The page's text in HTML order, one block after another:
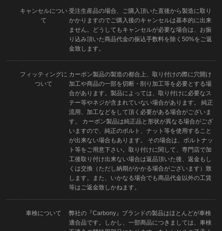
キャンセルについ
て
受注生産品の場合、ご購入頂いた直後から製造に取り
かかりますのでご購入後のキャンセルは基本的に出来
ません。どうしてもキャンセルが必要な場合は、お振
り込み頂いた商品代金の振込手数料を除く50%をご返
金致します。
フィッティングに
ついて
カーボン製品の製造の都合上、取り付けの際に穴開け
加工や商品の一部を切断・削り加工等を必要とする場
合があります。製品によっては、取り付けに必要なス
テー等やネジが含まれていない場合があります。 純正
流用、加工などをして頂く必要がある場合がございま
す。 カーボン製品は純正品と形状が異なる場合がござ
いますので、純正のボルト、ナット等を使用すること
が出来ない場合もあります。 その場合は、ボルトナッ
ト等をご用意下さい。取り付けに関して、専門店で加
工後取り付け出来ない場合は返品頂いた後、返金もし
くは交換（ただし納期がかかる場合がございます）致
します。また、いかなる場合でも商品代金以外の工賃
等はご返金致しかねます。
車検について
弊社の『Carbony』ブランドの製品はほとんどが車検
適合品です。しかし、一部商品につきましては、車検